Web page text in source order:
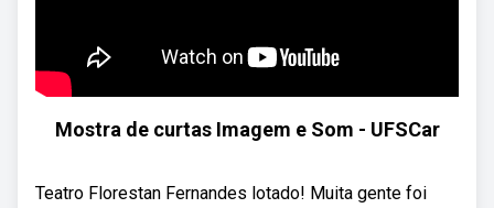
Mostra de curtas Imagem e Som - UFSCar
Teatro Florestan Fernandes lotado! Muita gente foi